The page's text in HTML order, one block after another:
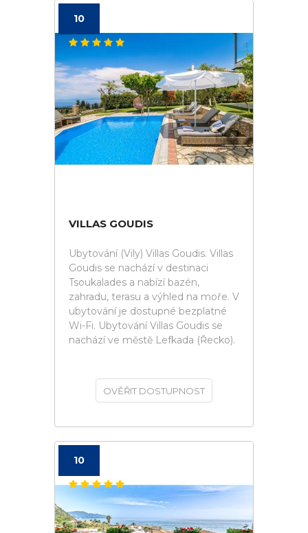
10
VILLAS GOUDIS
Ubytování (Vily) Villas Goudis. Villas
Goudis se nachází v destinaci
Tsoukalades a nabízí bazén,
zahradu, terasu a výhled na moře. V
ubytování je dostupné bezplatné
Wi-Fi. Ubytování Villas Goudis se
nachází ve městě Lefkada (Řecko).
OVĚŘIT DOSTUPNOST
10